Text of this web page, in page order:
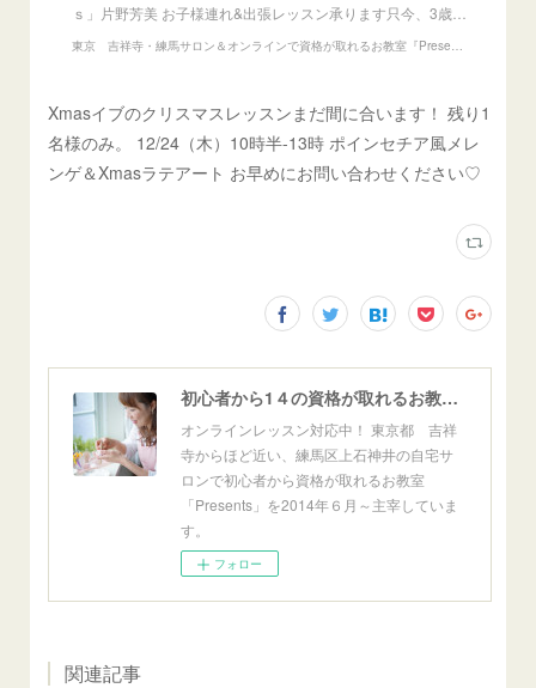
ｓ」片野芳美 お子様連れ&出張レッスン承ります只今、3歳…
東京 吉祥寺・練馬サロン＆オンラインで資格が取れるお教室『Presents』アイシングクッキー、練り切りアート、あんフラワー教室
Xmasイブのクリスマスレッスンまだ間に合います！ 残り1
名様のみ。 12/24（木）10時半-13時 ポインセチア風メレ
ンゲ＆Xmasラテアート お早めにお問い合わせください♡
初心者から1４の資格が取れるお教室「Presents」東京自宅サロン＆オンライン
オンラインレッスン対応中！ 東京都 吉祥
寺からほど近い、練馬区上石神井の自宅サ
ロンで初心者から資格が取れるお教室
「Presents」を2014年６月～主宰していま
す。
フォロー
関連記事